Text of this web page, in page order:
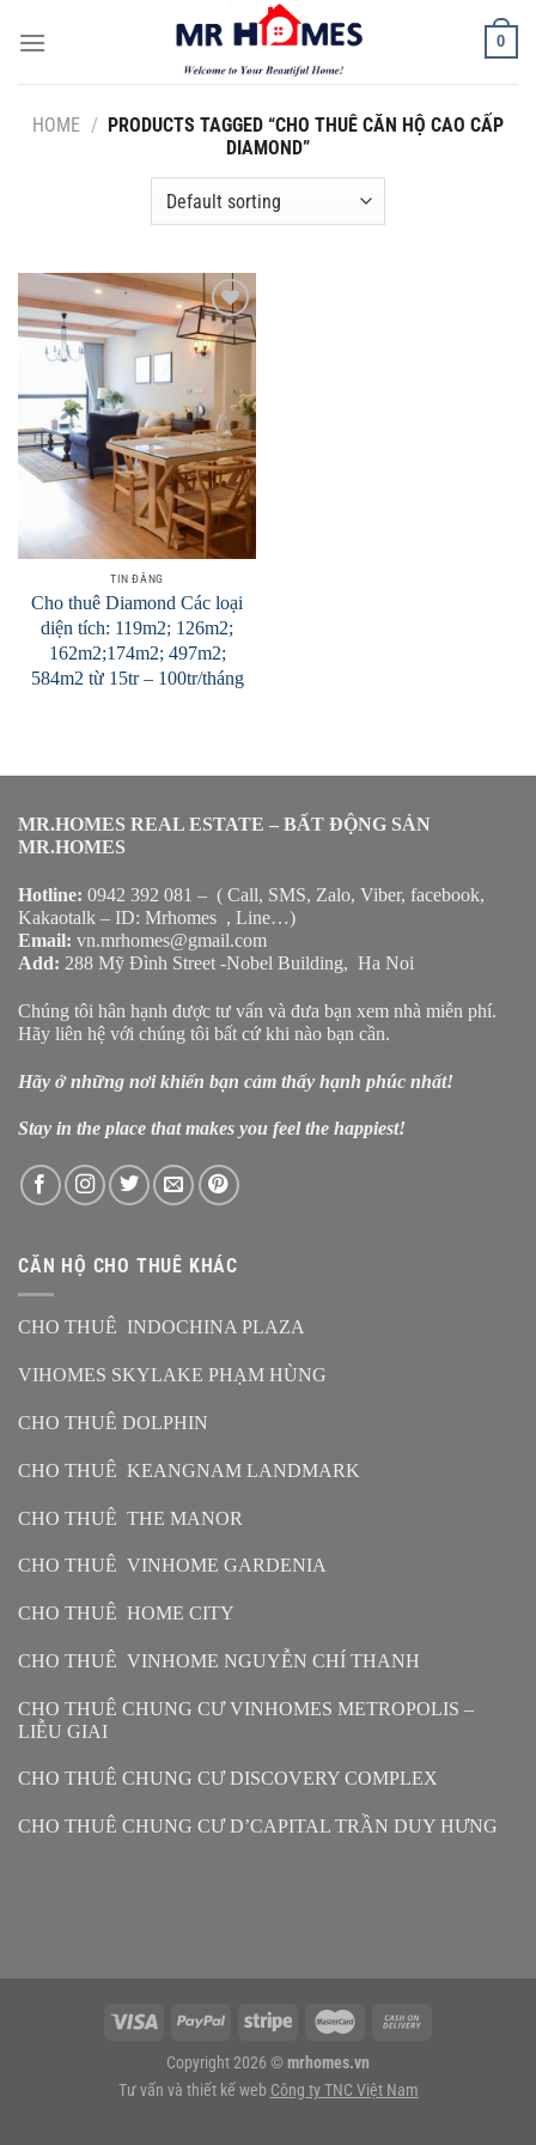
0
HOME / PRODUCTS TAGGED “CHO THUÊ CĂN HỘ CAO CẤP
DIAMOND”
Wishlist
TIN ĐĂNG
Cho thuê Diamond Các loại
diện tích: 119m2; 126m2;
162m2;174m2; 497m2;
584m2 từ 15tr – 100tr/tháng
MR.HOMES REAL ESTATE – BẤT ĐỘNG SẢN
MR.HOMES
Hotline: 0942 392 081 – ( Call, SMS, Zalo, Viber, facebook,
Kakaotalk – ID: Mrhomes , Line…)
Email: vn.mrhomes@gmail.com
Add: 288 Mỹ Đình Street -Nobel Building, Ha Noi
Chúng tôi hân hạnh được tư vấn và đưa bạn xem nhà miễn phí.
Hãy liên hệ với chúng tôi bất cứ khi nào bạn cần.
Hãy ở những nơi khiến bạn cảm thấy hạnh phúc nhất!
Stay in the place that makes you feel the happiest!
CĂN HỘ CHO THUÊ KHÁC
CHO THUÊ INDOCHINA PLAZA
VIHOMES SKYLAKE PHẠM HÙNG
CHO THUÊ DOLPHIN
CHO THUÊ KEANGNAM LANDMARK
CHO THUÊ THE MANOR
CHO THUÊ VINHOME GARDENIA
CHO THUÊ HOME CITY
CHO THUÊ VINHOME NGUYỄN CHÍ THANH
CHO THUÊ CHUNG CƯ VINHOMES METROPOLIS –
LIỄU GIAI
CHO THUÊ CHUNG CƯ DISCOVERY COMPLEX
CHO THUÊ CHUNG CƯ D’CAPITAL TRẦN DUY HƯNG
Copyright 2026 © mrhomes.vn
Tư vấn và thiết kế web Công ty TNC Việt Nam